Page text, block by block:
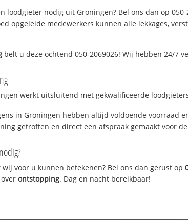
loodgieter nodig uit Groningen? Bel ons dan op
opgeleide medewerkers kunnen alle lekkages,
belt u deze ochtend 050-2069026! Wij hebben 24/7
werkt uitsluitend met gekwalificeerde
in Groningen hebben altijd voldoende voorraad
getroffen en direct een afspraak gemaakt voor
voor u kunnen betekenen? Bel ons dan gerust op
overontstopping. Dag en nacht bereikbaar!